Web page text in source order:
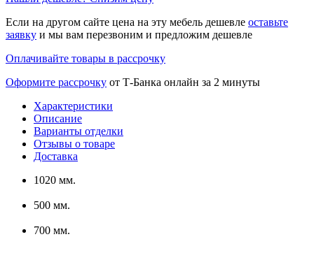
Если на другом сайте цена на эту мебель дешевле оставьте
заявку и мы вам перезвоним и предложим дешевле
Оплачивайте товары в рассрочку
Оформите рассрочку от Т-Банка онлайн за 2 минуты
Характеристики
Описание
Варианты отделки
Отзывы о товаре
Доставка
1020 мм.
500 мм.
700 мм.